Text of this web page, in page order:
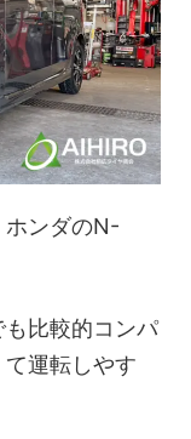
ホンダのN-
比較的コンパ
運転しやす